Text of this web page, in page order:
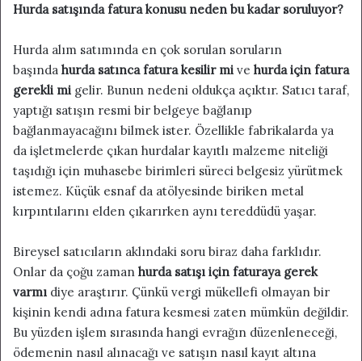
Hurda satışında fatura konusu neden bu kadar soruluyor?
Hurda alım satımında en çok sorulan soruların
başında hurda satınca fatura kesilir mi ve hurda için fatura
gerekli mi gelir. Bunun nedeni oldukça açıktır. Satıcı taraf,
yaptığı satışın resmi bir belgeye bağlanıp
bağlanmayacağını bilmek ister. Özellikle fabrikalarda ya
da işletmelerde çıkan hurdalar kayıtlı malzeme niteliği
taşıdığı için muhasebe birimleri süreci belgesiz yürütmek
istemez. Küçük esnaf da atölyesinde biriken metal
kırpıntılarını elden çıkarırken aynı tereddüdü yaşar.
Bireysel satıcıların aklındaki soru biraz daha farklıdır.
Onlar da çoğu zaman hurda satışı için faturaya gerek
varmı diye araştırır. Çünkü vergi mükellefi olmayan bir
kişinin kendi adına fatura kesmesi zaten mümkün değildir.
Bu yüzden işlem sırasında hangi evrağın düzenleneceği,
ödemenin nasıl alınacağı ve satışın nasıl kayıt altına